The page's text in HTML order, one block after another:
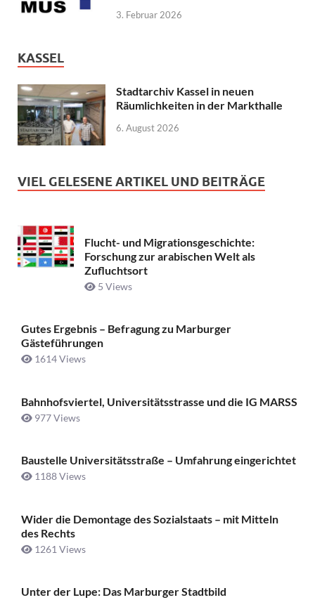
3. Februar 2026
KASSEL
Stadtarchiv Kassel in neuen
Räumlichkeiten in der Markthalle
6. August 2026
VIEL GELESENE ARTIKEL UND BEITRÄGE
Flucht- und Migrationsgeschichte:
Forschung zur arabischen Welt als
Zufluchtsort
5 Views
Gutes Ergebnis – Befragung zu Marburger
Gästeführungen
1614 Views
Bahnhofsviertel, Universitätsstrasse und die IG MARSS
977 Views
Baustelle Universitätsstraße ­– Umfahrung eingerichtet
1188 Views
Wider die Demontage des Sozialstaats – mit Mitteln
des Rechts
1261 Views
Unter der Lupe: Das Marburger Stadtbild